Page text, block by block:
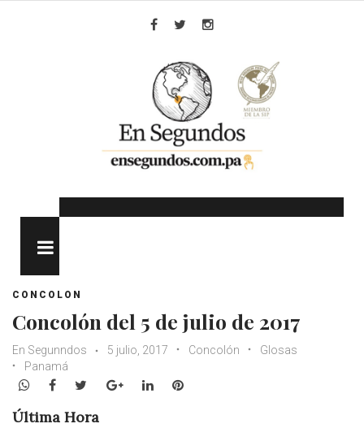
CONCOLON
Concolón del 5 de julio de 2017
En Segunndos 5 julio, 2017 Concolón
Glosas
Panamá
WhatsApp
Facebook
TwitterGoogle+LinkedInPinterest
Última Hora